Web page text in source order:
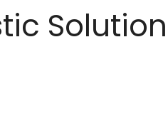
Solution ]